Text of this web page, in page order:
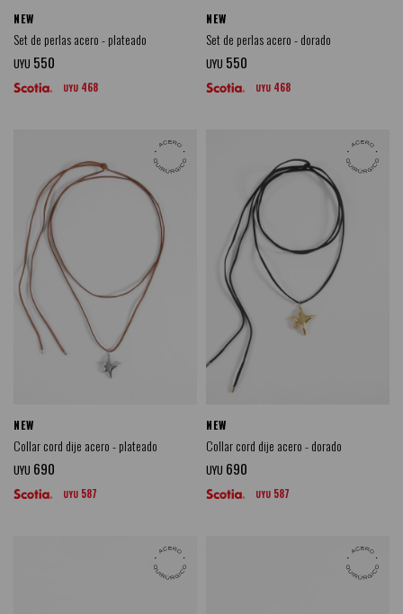
NEW
Set de perlas acero - plateado
UYU 550
UYU 468
NEW
Set de perlas acero - dorado
UYU 550
UYU 468
NEW
Collar cord dije acero - plateado
UYU 690
UYU 587
NEW
Collar cord dije acero - dorado
UYU 690
UYU 587